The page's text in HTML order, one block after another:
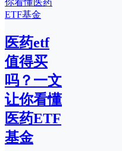
医药etf
值得买
吗？一文
让你看懂
医药ETF
基金